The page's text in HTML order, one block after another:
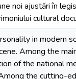
noi ajustări în
cultural
in modern
Among the
of the national
the cutting-